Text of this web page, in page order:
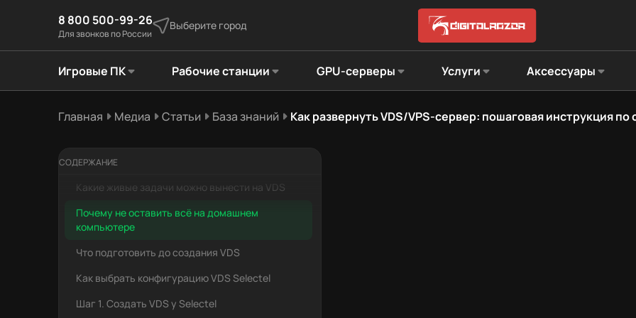
8 800 500-99-26
Для звонков по России
Выберите город
Игровые ПК Рабочие станции GPU-серверы Услуги Аксессуары
Главная Медиа Статьи База знаний Как развернуть VDS/VPS-сервер: пошаговая инструкция
СОДЕРЖАНИЕ
Что такое VDS и VPS простыми словами
Какие живые задачи можно вынести на VDS
Почему не оставить всё на домашнем
компьютере
Что подготовить до создания VDS
Как выбрать конфигурацию VDS Selectel
Шаг 1. Создать VDS у Selectel